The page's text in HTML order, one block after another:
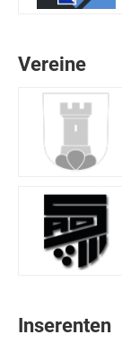
Vereine
Inserenten